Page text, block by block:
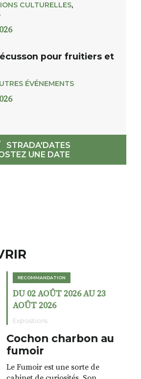
CULTURELLES,
pour fruitiers et
ÉVÉNEMENTS
STRADA'DATES
UNE DATE
RECOMMANDATION
DU 02 AOÛT 2026 AU 23
AOÛT 2026
Expositions
Cochon charbon au
fumoir
Le Fumoir est une sorte de